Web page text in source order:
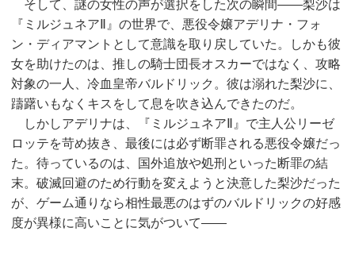
そして、謎の女性の声が選択をした次の瞬間——梨沙は
『ミルジュネアⅡ』の世界で、悪役令嬢アデリナ・フォ
ン・ディアマントとして意識を取り戻していた。しかも彼
女を助けたのは、推しの騎士団長オスカーではなく、攻略
対象の一人、冷血皇帝バルドリック。彼は溺れた梨沙に、
躊躇いもなくキスをして息を吹き込んできたのだ。
しかしアデリナは、『ミルジュネアⅡ』で主人公リーゼ
ロッテを苛め抜き、最後には必ず断罪される悪役令嬢だっ
た。待っているのは、国外追放や処刑といった断罪の結
末。破滅回避のため行動を変えようと決意した梨沙だった
が、ゲーム通りなら相性最悪のはずのバルドリックの好感
度が異様に高いことに気がついて——